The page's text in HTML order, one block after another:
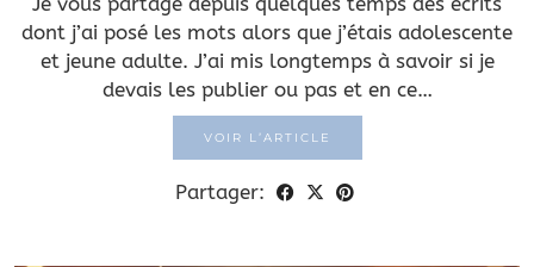
dont j’ai posé les mots alors que j’étais adolescente
et jeune adulte. J’ai mis longtemps à savoir si je
devais les publier ou pas et en ce…
VOIR L’ARTICLE
Partager: